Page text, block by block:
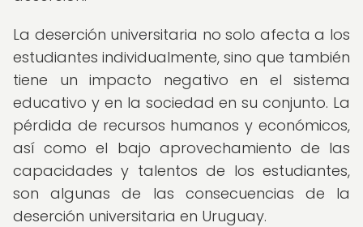
La deserción universitaria no solo afecta a los
estudiantes individualmente, sino que también
tiene un impacto negativo en el sistema
educativo y en la sociedad en su conjunto. La
pérdida de recursos humanos y económicos,
así como el bajo aprovechamiento de las
capacidades y talentos de los estudiantes,
son algunas de las consecuencias de la
deserción universitaria en Uruguay.